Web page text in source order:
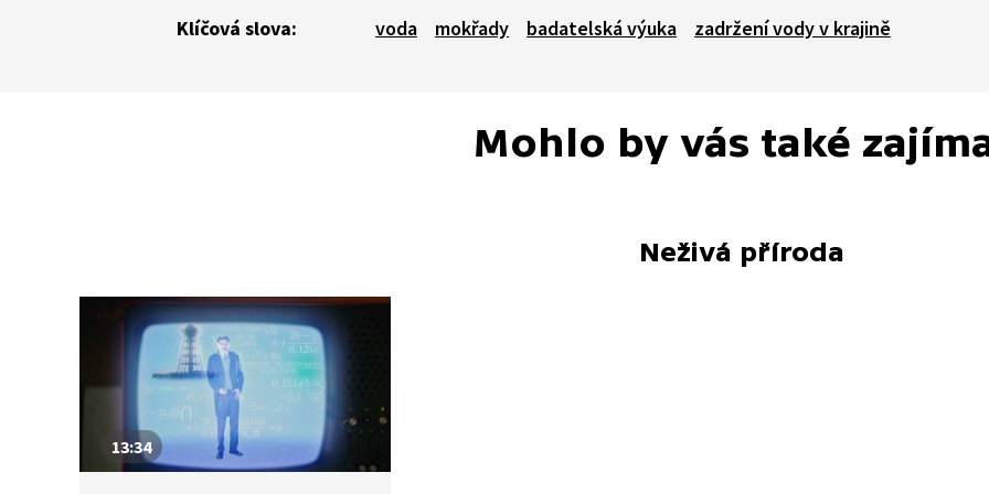
Klíčová slova: voda mokřady badatelská výuka zadržení vody v krajině
Mohlo by vás také
Neživá příroda
13:34